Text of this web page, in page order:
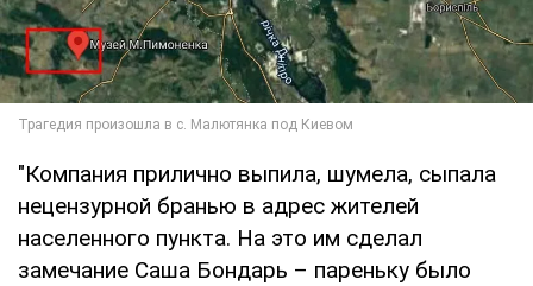
"Компания прилично выпила, шумела, сыпала
нецензурной бранью в адрес жителей
населенного пункта. На это им сделал
замечание Саша Бондарь – пареньку было